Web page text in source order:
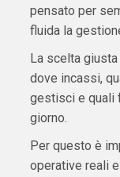
pensato per
fluida la
La scelta
dove incassi,
gestisci e quali
giorno.
Per questo è
operative reali